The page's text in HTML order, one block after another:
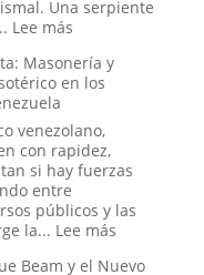
Una serpiente
Lee más:
El
Símbolo
Tiempo
Infinito
y
Ciclo
Eterno
la
Masonería y
en los
venezolano,
con rapidez,
si hay fuerzas
entre
públicos y las
la... Lee más:
Mano
Beam y el Nuevo